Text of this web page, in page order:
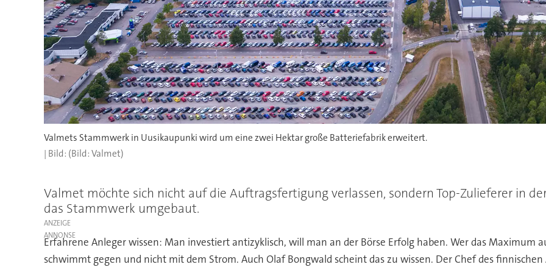
Valmets Stammwerk in Uusikaupunki wird um eine zwei Hektar große Batteriefabrik erweitert.
(Bild: Valmet)
Valmet möchte sich nicht auf die Auftragsfertigung verlassen, sondern Top-Zulieferer in
das Stammwerk umgebaut.
ANZEIGE
Erfahrene Anleger wissen: Man investiert antizyklisch, will man an der Börse Erfolg haben. Wer das Maximum
schwimmt gegen und nicht mit dem Strom. Auch Olaf Bongwald scheint das zu wissen. Der Chef des